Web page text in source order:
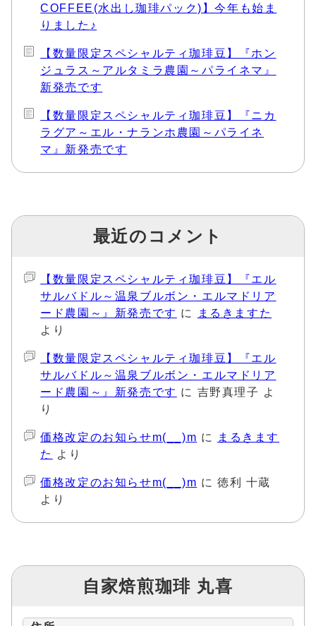
COFFEE(水出し珈琲パック)】今年も始ま
りました♪
【数量限定スペシャルティ珈琲豆】『ホン
ジュラス～アルタミラ農園～パライネマ』
新発売です
【数量限定スペシャルティ珈琲豆】『ニカ
ラグア～エル・ナランホ農園～パライネ
マ』新発売です
最近のコメント
【数量限定スペシャルティ珈琲豆】『エル
サルバドル～温泉ブルボン・エルマドリア
ード農園～』新発売です に
まるきますた
より
【数量限定スペシャルティ珈琲豆】『エル
サルバドル～温泉ブルボン・エルマドリア
ード農園～』新発売です に 吉野真理子 よ
り
価格改定のお知らせm(__)m に
まるきます
た
より
価格改定のお知らせm(__)m に徳利 十蔵
より
自家焙煎珈琲 丸喜